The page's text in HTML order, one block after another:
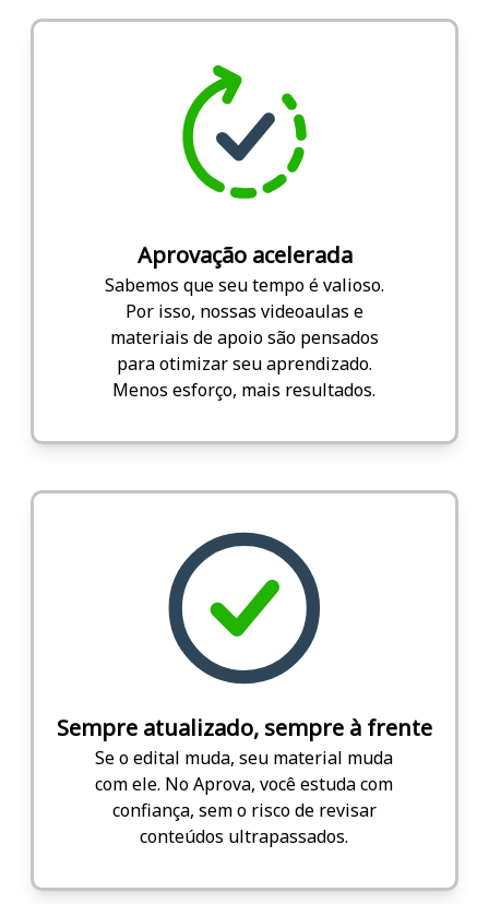
Aprovação acelerada
Sabemos que seu tempo é valioso.
Por isso, nossas videoaulas e
materiais de apoio são pensados
para otimizar seu aprendizado.
Menos esforço, mais resultados.
Sempre atualizado, sempre à frente
Se o edital muda, seu material muda
com ele. No Aprova, você estuda com
confiança, sem o risco de revisar
conteúdos ultrapassados.